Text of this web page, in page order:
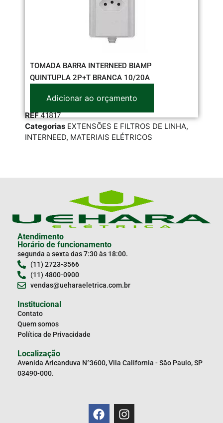
TOMADA BARRA INTERNEED BIAMP
QUINTUPLA 2P+T BRANCA 10/20A
Adicionar ao orçamento
REF41817
Categorias EXTENSÕES E FILTROS DE LINHA,
INTERNEED, MATERIAIS ELÉTRICOS
Atendimento
Horário de funcionamento
segunda a sexta das 7:30 às 18:00.
(11) 2723-3566
(11) 4800-0900
vendas@ueharaeletrica.com.br
Institucional
Contato
Quem somos
Política de Privacidade
Localização
Avenida Aricanduva N°3600, Vila California - São Paulo, SP
03490-000.